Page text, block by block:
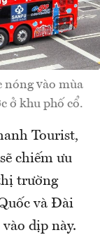
nóng vào mùa
ở khu phố cổ.
Tourist,
chiếm ưu
trường
và Đài
dịp này.